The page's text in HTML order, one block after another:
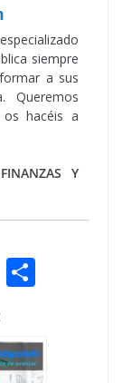
siempre
a sus
Queremos
hacéis a
Y
E
ai
l e